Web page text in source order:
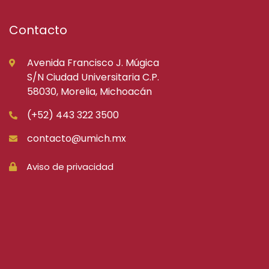
Contacto
Avenida Francisco J. Múgica
S/N Ciudad Universitaria C.P.
58030, Morelia, Michoacán
(+52) 443 322 3500
contacto@umich.mx
Aviso de privacidad